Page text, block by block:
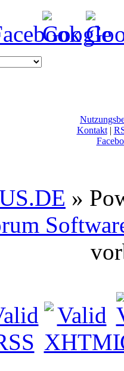
Kontakt|
»